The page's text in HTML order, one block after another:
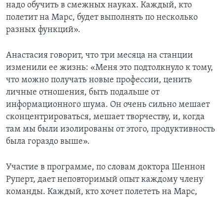
надо обучить в смежных науках. Каждый, кто
полетит на Марс, будет выполнять по несколько
разных функций».
Анастасия говорит, что три месяца на станции
изменили ее жизнь: «Меня это подтолкнуло к тому,
что можно получать новые профессии, ценить
личные отношения, быть подальше от
информационного шума. Он очень сильно мешает
сконцентрироваться, мешает творчеству, и, когда
там мы были изолированы от этого, продуктивность
была гораздо выше».
Участие в программе, по словам доктора Шеннон
Руперт, дает неповторимый опыт каждому члену
команды. Каждый, кто хочет полететь на Марс,